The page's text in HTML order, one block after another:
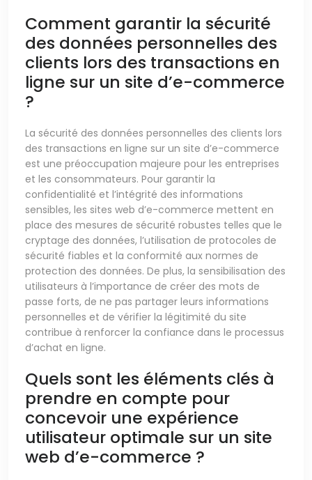
Comment garantir la sécurité
des données personnelles des
clients lors des transactions en
ligne sur un site d’e-commerce
?
La sécurité des données personnelles des clients lors
des transactions en ligne sur un site d’e-commerce
est une préoccupation majeure pour les entreprises
et les consommateurs. Pour garantir la
confidentialité et l’intégrité des informations
sensibles, les sites web d’e-commerce mettent en
place des mesures de sécurité robustes telles que le
cryptage des données, l’utilisation de protocoles de
sécurité fiables et la conformité aux normes de
protection des données. De plus, la sensibilisation des
utilisateurs à l’importance de créer des mots de
passe forts, de ne pas partager leurs informations
personnelles et de vérifier la légitimité du site
contribue à renforcer la confiance dans le processus
d’achat en ligne.
Quels sont les éléments clés à
prendre en compte pour
concevoir une expérience
utilisateur optimale sur un site
web d’e-commerce ?